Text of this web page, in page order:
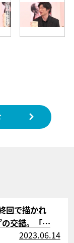
回で描かれ
の交錯。「…
2023.06.14